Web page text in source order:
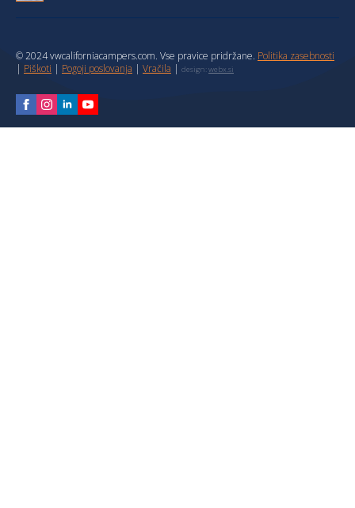
© 2024 vwcaliforniacampers.com. Vse pravice pridržane. Politika zasebnosti
| Piškoti | Pogoji poslovanja | Vračila | design:webx.si